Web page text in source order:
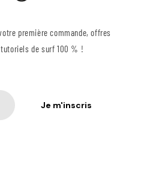
première commande, offres
de surf 100 % !
Je m'inscris